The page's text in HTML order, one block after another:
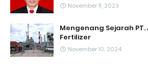
November 11, 2023
Mengenang Sejarah PT.
Fertilizer
November 10, 2024